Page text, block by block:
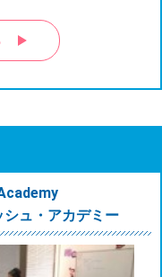
ュ・アカデミー